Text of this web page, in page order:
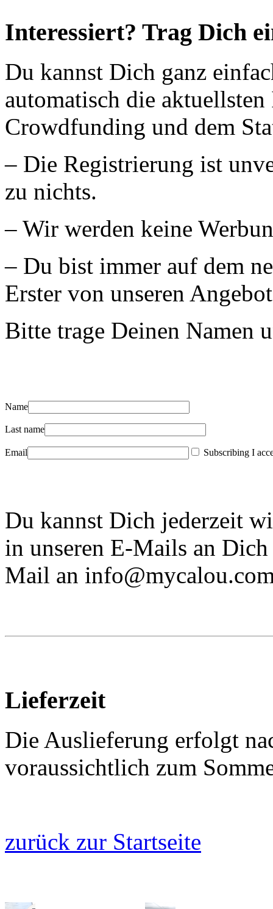
Interessiert? Trag Dich
Du kannst Dich ganz
automatisch die
Crowdfunding und dem
– Die Registrierung ist
zu nichts.
– Wir werden keine
– Du bist immer auf dem
Erster von unseren
Bitte trage Deinen Namen
Name
Last name
Email Subscribing I
Du kannst Dich jederzeit
in unseren E-Mails an
Mail an
Lieferzeit
Die Auslieferung erfolgt
voraussichtlich zum
zurück zur Startseite